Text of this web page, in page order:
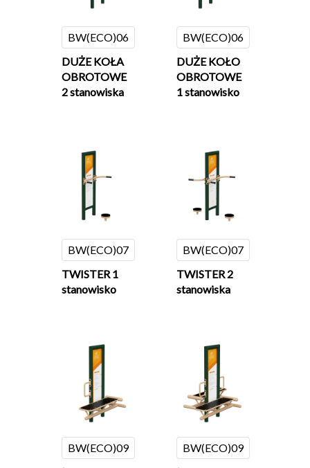
BW(ECO)06
DUŻE KOŁA
OBROTOWE
2 stanowiska
BW(ECO)06
DUŻE KOŁO
OBROTOWE
1 stanowisko
BW(ECO)07
TWISTER 1
stanowisko
BW(ECO)07
TWISTER 2
stanowiska
BW(ECO)09
BW(ECO)09